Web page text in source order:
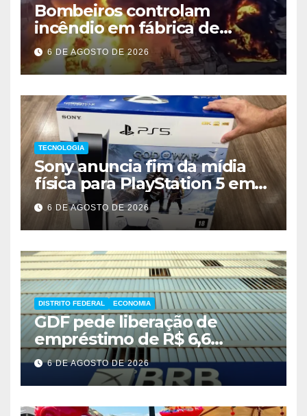
Bombeiros controlam
incêndio em fábrica de
Itaquaquecetuba após 33
horas
6 DE AGOSTO DE 2026
TECNOLOGIA
Sony anuncia fim da mídia
física para PlayStation 5 em
2028
6 DE AGOSTO DE 2026
DISTRITO FEDERAL ECONOMIA
GDF pede liberação de
empréstimo de R$ 6,6
bilhões e critica inércia do
FGC
6 DE AGOSTO DE 2026